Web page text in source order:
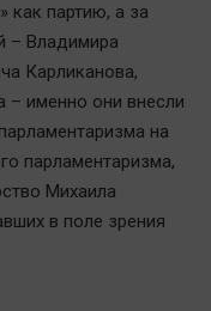
партию, а за
– Владимира
Карликанова,
– именно они внесли
на
парламентаризма,
Михаила
в поле зрения